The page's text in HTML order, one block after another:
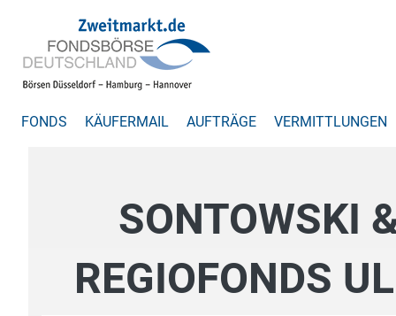
FONDS KÄUFERMAIL AUFTRÄGE VERMITTLUNGEN
SONTOWSKI
REGIOFONDS